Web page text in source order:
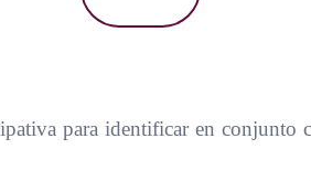
para identificar en conjunto